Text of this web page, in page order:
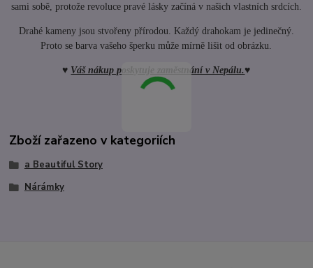
sami sobě, protože revoluce pravé lásky začíná v našich vlastních srdcích.
Drahé kameny jsou stvořeny přírodou. Každý drahokam je jedinečný.
Proto se barva vašeho šperku může mírně lišit od obrázku.
♥ Váš nákup poskytuje zaměstnání v Nepálu.♥
Zboží zařazeno v kategoriích
a Beautiful Story
Nárámky